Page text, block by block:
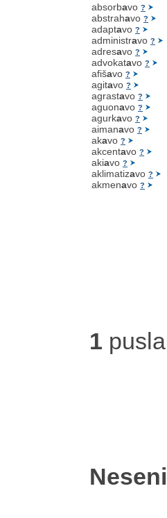
absorbavo ?
abstrahavo ?
adaptavo ?
administravo ?
adresavo ?
advokatavo ?
afišavo ?
agitavo ?
agrastavo ?
aguonavo ?
agurkavo ?
aimanavo ?
akavo ?
akcentavo ?
akiavo ?
aklimatizavo ?
akmenavo ?
1